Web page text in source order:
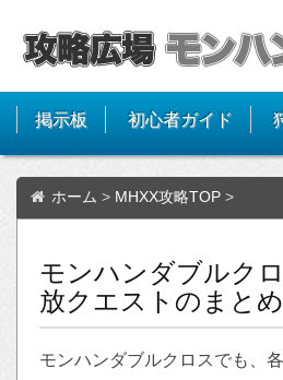
掲示板 初心者ガイド
ホーム > MHXX攻略TOP >
モンハンダブルク
放クエストのまとめ
モンハンダブルクロスでも、